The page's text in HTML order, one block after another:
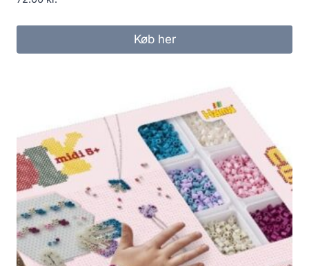
Køb her